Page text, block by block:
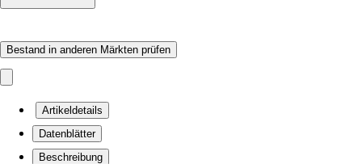
Bestand in anderen Märkten prüfen
Artikeldetails
Datenblätter
Beschreibung